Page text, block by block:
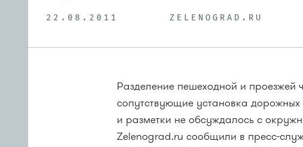
22.08.2011 ZELENOGRAD.RU
Разделение пешеходной и проезжей
сопутствующие установка дорожных
и разметки не обсуждалось с
Zelenograd.ru сообщили в пресс-